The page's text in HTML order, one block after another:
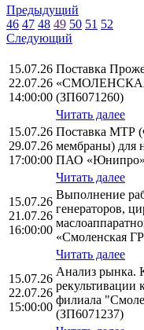
Предыдущий
46 47 48 49 50 51 52
Следующий
15.07.26
22.07.26
14:00:00
Поставка
(ЗП6071260)
Читать далее
15.07.26
29.07.26
17:00:00
Поставка МТР
мембраны) для
ПАО
Читать далее
15.07.26
21.07.26
16:00:00
Выполнение
генераторов,
«Смоленская
Читать далее
15.07.26
22.07.26
15:00:00
Анализ рынка.
рекультивации
филиала
(ЗП6071237)